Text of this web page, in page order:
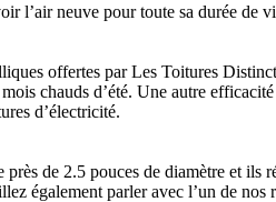
l’air neuve pour toute sa durée de
offertes par Les Toitures
chauds d’été. Une autre
d’électricité.
de 2.5 pouces de diamètre et
également parler avec l’un de